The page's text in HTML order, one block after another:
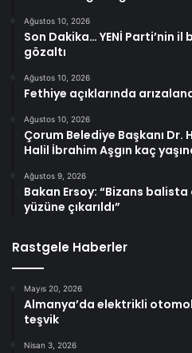
Ağustos 10, 2026
Son Dakika… YENİ Parti’nin il
gözaltı
Ağustos 10, 2026
Fethiye açıklarında
Ağustos 10, 2026
Çorum Belediye Başkanı Dr.
Halil İbrahim Aşgın kaç
Ağustos 9, 2026
Bakan Ersoy: “Bizans balista
yüzüne çıkarıldı”
Rastgele Haberler
Mayıs 20, 2026
Almanya’da elektrikli
teşvik
Nisan 3, 2026